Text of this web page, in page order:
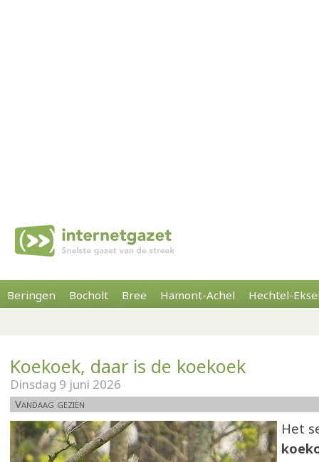
Beringen Bocholt Bree Hamont-Achel Hechtel-
Koekoek, daar is de koekoek
Dinsdag 9 juni 2026
Vandaag gezien
Het